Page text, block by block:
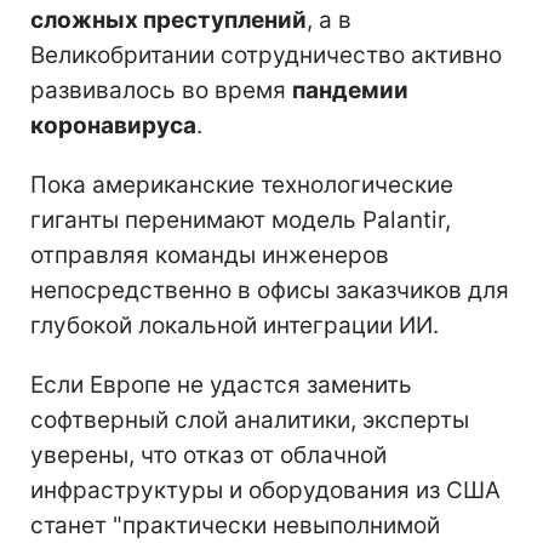
сложных преступлений, а в
Великобритании сотрудничество активно
развивалось во время пандемии
коронавируса.
Пока американские технологические
гиганты перенимают модель Palantir,
отправляя команды инженеров
непосредственно в офисы заказчиков для
глубокой локальной интеграции ИИ.
Если Европе не удастся заменить
софтверный слой аналитики, эксперты
уверены, что отказ от облачной
инфраструктуры и оборудования из США
станет "практически невыполнимой